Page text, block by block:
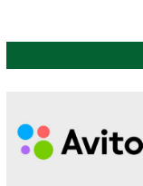
Мобильная связь
Фиксированная